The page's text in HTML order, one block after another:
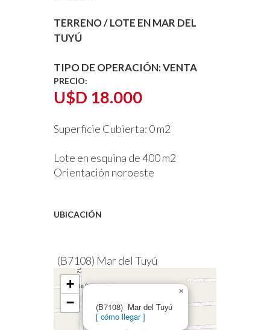
TERRENO / LOTE EN MAR DEL
TUYÚ
TIPO DE OPERACIÓN:VENTA
PRECIO:
U$D 18.000
Superficie Cubierta: 0 m2
Lote en esquina de 400 m2
Orientación noroeste
UBICACIÓN
(B7108) Mar del Tuyú
(B7108) Mar del Tuyú
[ cómo llegar ]
×
+
−